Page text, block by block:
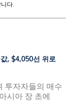
다.
, $4,050선 위로
투자자들의 매수
시아 장 초에